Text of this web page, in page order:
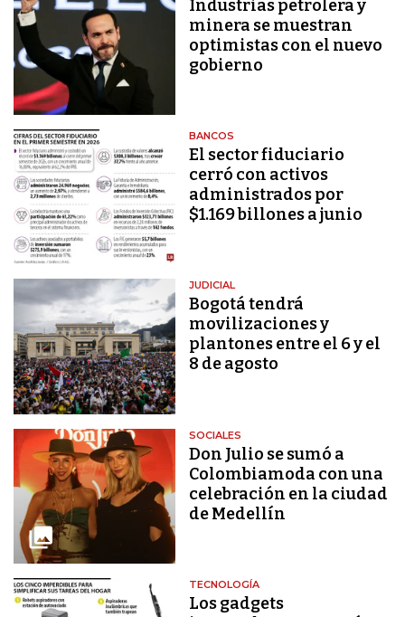
Industrias petrolera y
minera se muestran
optimistas con el nuevo
gobierno
BANCOS
El sector fiduciario
cerró con activos
administrados por
$1.169 billones a junio
JUDICIAL
Bogotá tendrá
movilizaciones y
plantones entre el 6 y el
8 de agosto
SOCIALES
Don Julio se sumó a
Colombiamoda con una
celebración en la ciudad
de Medellín
TECNOLOGÍA
Los gadgets